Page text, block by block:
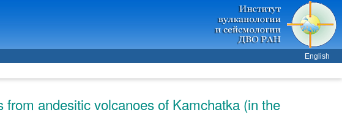
English
andesitic volcanoes of Kamchatka (in the